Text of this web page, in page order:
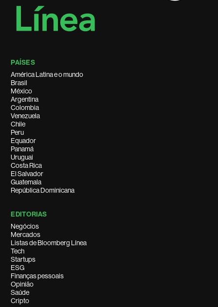
PAÍSES
América Latina e o mundo
Brasil
México
Argentina
Colombia
Venezuela
Chile
Peru
Equador
Panamá
Uruguai
Costa Rica
El Salvador
Guatemala
República Dominicana
EDITORIAS
Negócios
Mercados
Listas de Bloomberg Línea
Tech
Startups
ESG
Finanças pessoais
Opinião
Saúde
Cripto